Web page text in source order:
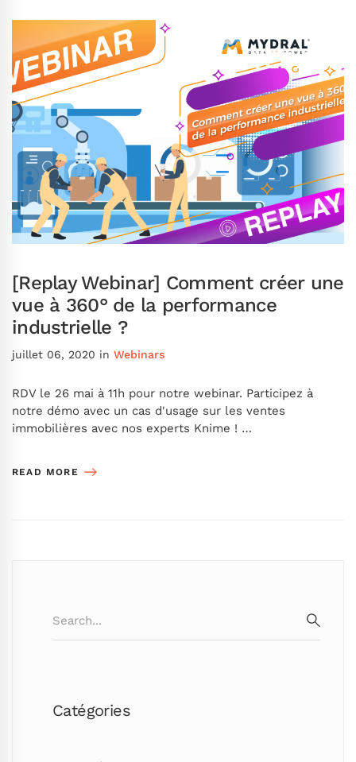
[Replay Webinar] Comment créer une
vue à 360° de la performance
industrielle ?
juillet 06, 2020 in Webinars
RDV le 26 mai à 11h pour notre webinar. Participez à
notre démo avec un cas d'usage sur les ventes
immobilières avec nos experts Knime ! …
READ MORE
for:
Catégories